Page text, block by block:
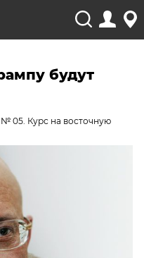
будут
05. Курс на восточную